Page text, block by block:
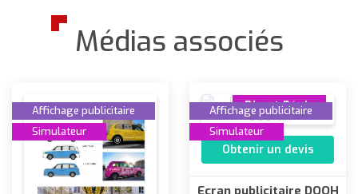
Médias associés
Affichage publicitaire
Simulateur
Direct Régie
Affichage publicitaire
Simulateur
Obtenir un devis
Ecran publicitaire DOOH